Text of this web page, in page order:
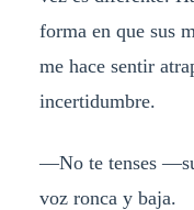
forma en que sus
me hace sentir
incertidumbre.
—No te tenses
voz ronca y baja.